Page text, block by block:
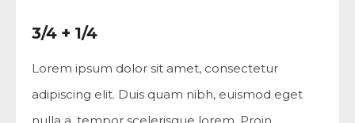
3/4 + 1/4
Lorem ipsum dolor sit amet, consectetur
adipiscing elit. Duis quam nibh, euismod eget